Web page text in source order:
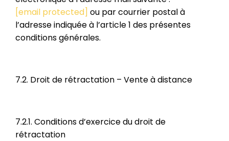
[email protected] ou par courrier postal à
l’adresse indiquée à l’article 1 des présentes
conditions générales.
7.2. Droit de rétractation – Vente à distance
7.2.1. Conditions d’exercice du droit de
rétractation